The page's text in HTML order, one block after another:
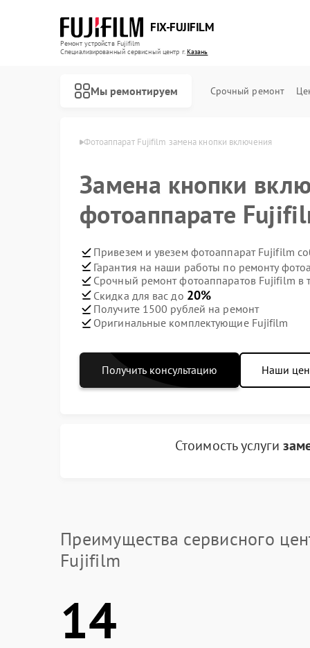
FIX-FUJIFILM
Ремонт устройств Fujifilm
Специализированный cервисный центр г.Казань
Мы ремонтируем Срочный ремонт
Фотоаппарат Fujifilm замена кнопки включения
Замена кнопки
фотоаппарате
Привезем и увезем фотоаппарат Fujifilm
Гарантия на наши работы по ремонту
Срочный ремонт фотоаппаратов Fujifilm в
Скидка для вас до 20%
Получите 1500 рублей на ремонт
Оригинальные комплектующие Fujifilm
Получить консультацию Наши
Стоимость услуги
Преимущества сервисного
Fujifilm
14